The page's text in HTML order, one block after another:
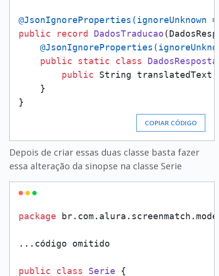
@JsonIgnoreProperties(ignoreUnknown
public
record DadosTraducao
public
static class DadosResposta
public String translatedText;
    }
COPIAR CÓDIGO
Depois de criar essas duas classe basta fazer
essa alteração da sinopse na classe Serie
package
...código omitido
public class Serie {